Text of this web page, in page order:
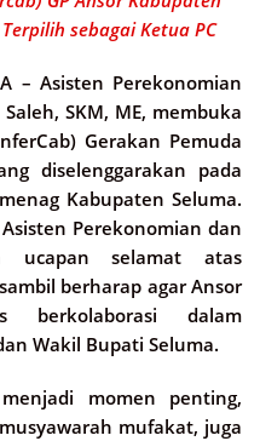
sebagai Ketua PC
– Asisten Perekonomian
SKM, ME, membuka
Gerakan Pemuda
diselenggarakan pada
Kabupaten Seluma.
Perekonomian dan
ucapan selamat atas
berharap agar Ansor
berkolaborasi dalam
Wakil Bupati Seluma.
momen penting,
mufakat, juga